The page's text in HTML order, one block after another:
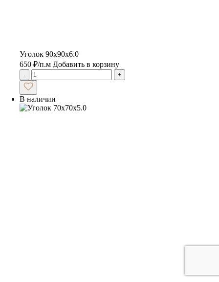
Уголок 90х90х6.0
650 ₽/п.м Добавить в корзину
- +
В наличии